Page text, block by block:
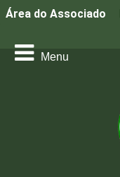
Área do Associado